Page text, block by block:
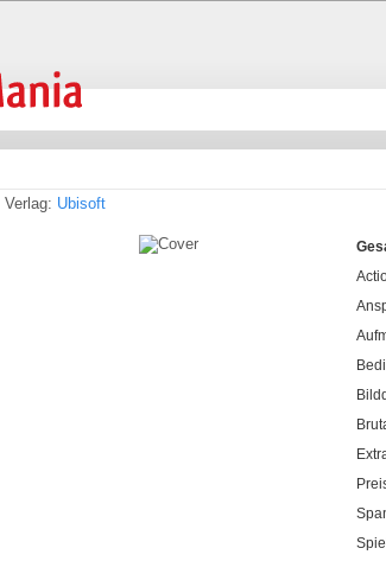
Verlag: Ubisoft